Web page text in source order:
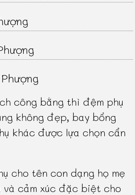
công bằng thì đệm phụ
không đẹp, bay bổng
khác được lựa chọn cẩn
cho tên con dạng họ mẹ
và cảm xúc đặc biệt cho